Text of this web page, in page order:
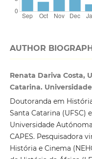
AUTHOR
Renata Dariva Costa,
Catarina.
Doutoranda em
Santa Catarina (UFSC)
Universidade
CAPES. Pesquisadora
História e Cinema